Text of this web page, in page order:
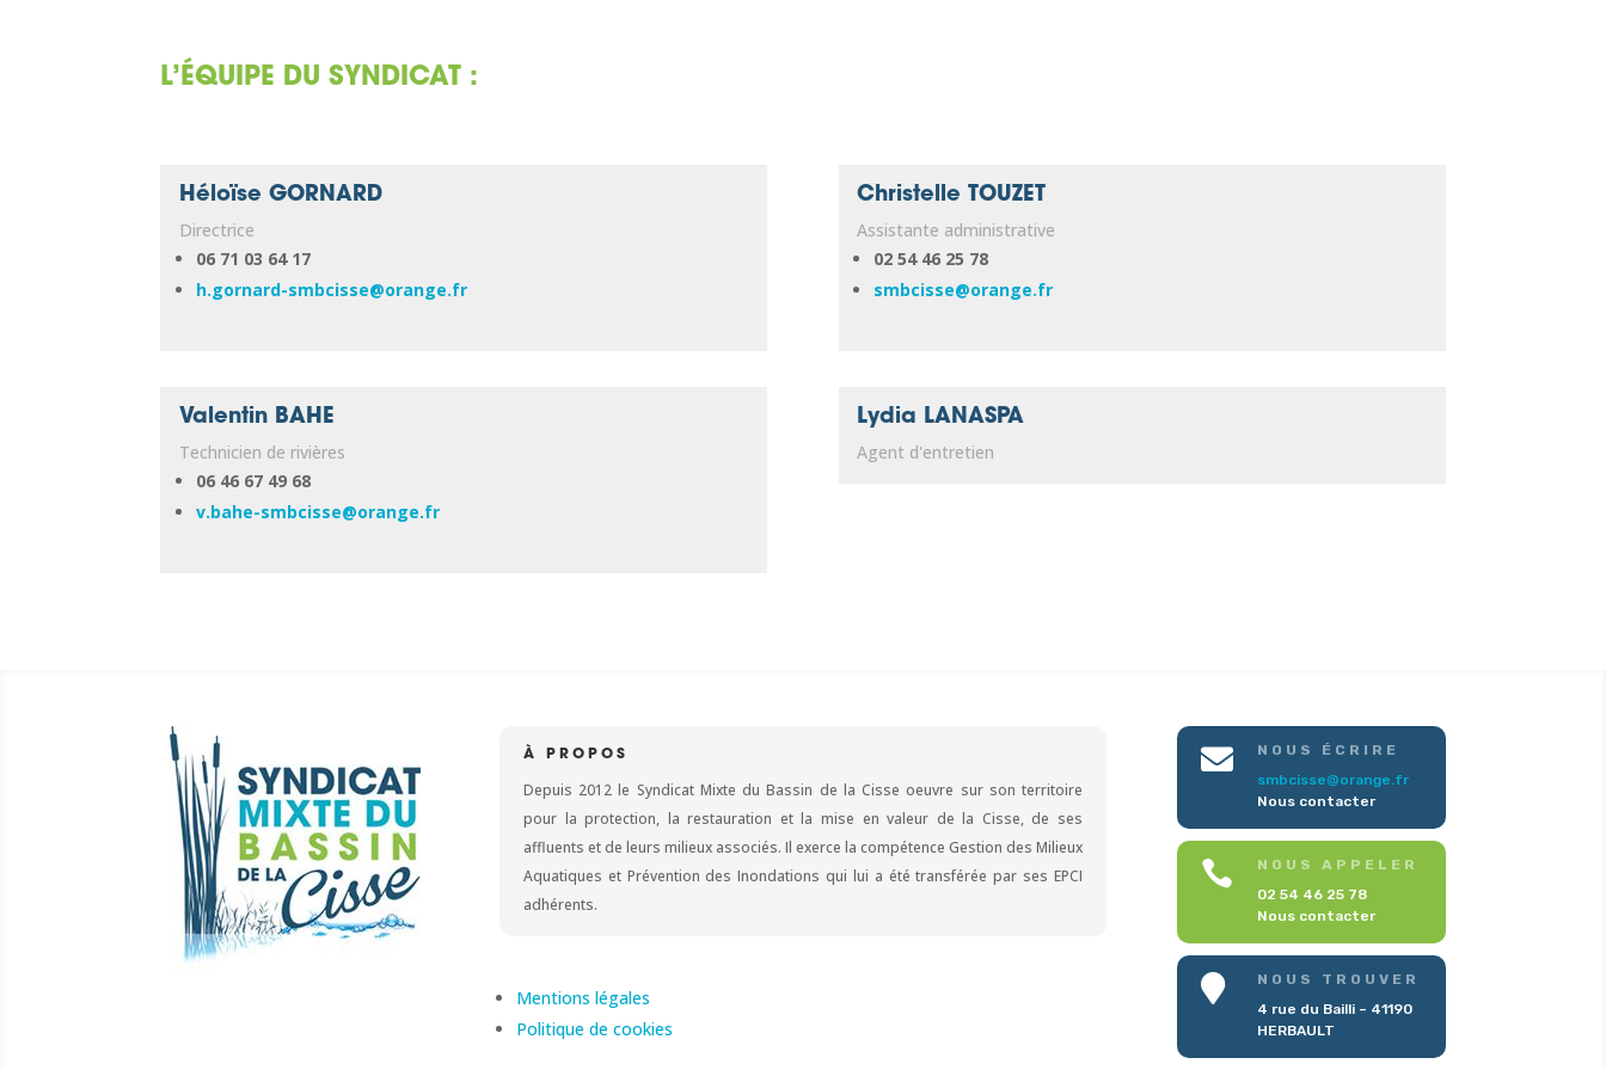
L’ÉQUIPE DU SYNDICAT :
Héloïse GORNARD
Directrice
06 71 03 64 17
h.gornard-smbcisse@orange.fr
Valentin BAHE
Technicien de rivières
06 46 67 49 68
v.bahe-smbcisse@orange.fr
Christelle TOUZET
Assistante administrative
02 54 46 25 78
smbcisse@orange.fr
Lydia LANASPA
Agent d'entretien
À PROPOS
Depuis 2012 le Syndicat Mixte du Bassin de la Cisse oeuvre sur son territoire
pour la protection, la restauration et la mise en valeur de la Cisse, de ses
affluents et de leurs milieux associés. Il exerce la compétence Gestion des Milieux
Aquatiques et Prévention des Inondations qui lui a été transférée par ses EPCI
adhérents.
Mentions légales
Politique de cookies

NOUS ÉCRIRE
smbcisse@orange.fr
Nous contacter

NOUS APPELER
02 54 46 25 78
Nous contacter

NOUS TROUVER
4 rue du Bailli – 41190
HERBAULT